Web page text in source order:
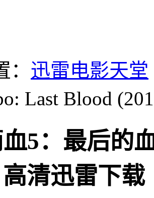
迅雷电影天堂
Last Blood
5：最后的
高清迅雷下载